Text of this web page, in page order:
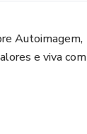
Autoimagem,
e viva com